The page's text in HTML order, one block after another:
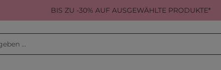
BIS ZU -30% AUF AUSGEWÄHLTE PRODUKTE*